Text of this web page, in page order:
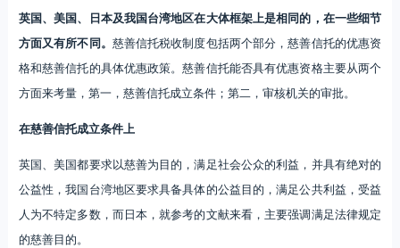
英国、美国、日本及我国台湾地区在大体框架上是相同的，在一些细节
方面又有所不同。 慈善信托税收制度包括两个部分，慈善信托的优惠资
格和慈善信托的具体优惠政策。慈善信托能否具有优惠资格主要从两个
方面来考量，第一，慈善信托成立条件；第二，审核机关的审批。
在慈善信托成立条件上
英国、美国都要求以慈善为目的，满足社会公众的利益，并具有绝对的
公益性，我国台湾地区要求具备具体的公益目的，满足公共利益，受益
人为不特定多数，而日本，就参考的文献来看，主要强调满足法律规定
的慈善目的。